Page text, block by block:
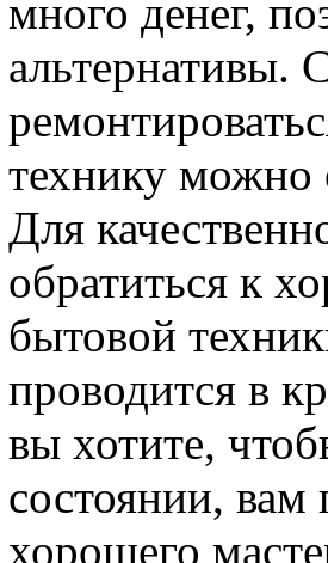
много денег,
альтернативы.
технику можно
Для
обратиться к
бытовой
проводится в
вы хотите,
состоянии, вам
хорошего